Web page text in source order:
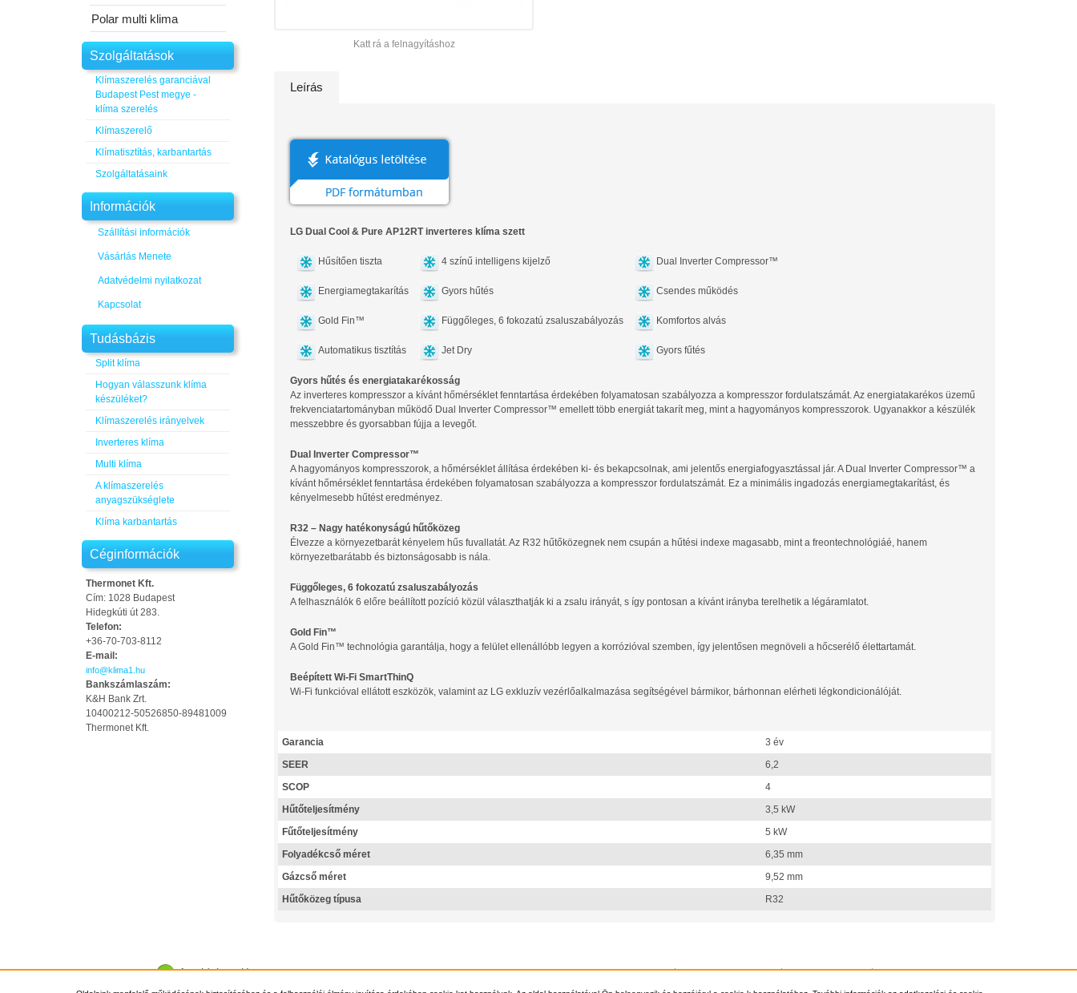
Katt rá a felnagyításhoz
Leírás
LG Dual Cool & Pure AP12RT inverteres klíma szett
Hűsítően tiszta 4 színű intelligens kijelző Dual Inverter Compressor™
Energiamegtakarítás Gyors hűtés Csendes működés
Gold Fin™ Függőleges, 6 fokozatú zsaluszabályozás Komfortos alvás
Automatikus tisztítás Jet Dry Gyors fűtés
Gyors hűtés és energiatakarékosság
Az inverteres kompresszor a kívánt hőmérséklet fenntartása érdekében folyamatosan szabályozza a kompresszor fordulatszámát. Az energiatakarékos üzemű
frekvenciatartományban működő Dual Inverter Compressor™ emellett több energiát takarít meg, mint a hagyományos kompresszorok. Ugyanakkor a készülék
messzebbre és gyorsabban fújja a levegőt.
Dual Inverter Compressor™
A hagyományos kompresszorok, a hőmérséklet állítása érdekében ki- és bekapcsolnak, ami jelentős energiafogyasztással jár. A Dual Inverter Compressor™ a
kívánt hőmérséklet fenntartása érdekében folyamatosan szabályozza a kompresszor fordulatszámát. Ez a minimális ingadozás energiamegtakarítást, és
kényelmesebb hűtést eredményez.
R32 – Nagy hatékonyságú hűtőközeg
Élvezze a környezetbarát kényelem hűs fuvallatát. Az R32 hűtőközegnek nem csupán a hűtési indexe magasabb, mint a freontechnológiáé, hanem
környezetbarátabb és biztonságosabb is nála.
Függőleges, 6 fokozatú zsaluszabályozás
A felhasználók 6 előre beállított pozíció közül választhatják ki a zsalu irányát, s így pontosan a kívánt irányba terelhetik a légáramlatot.
Gold Fin™
A Gold Fin™ technológia garantálja, hogy a felület ellenállóbb legyen a korrózióval szemben, így jelentősen megnöveli a hőcserélő élettartamát.
Beépített Wi-Fi SmartThinQ
Wi-Fi funkcióval ellátott eszközök, valamint az LG exkluzív vezérlőalkalmazása segítségével bármikor, bárhonnan elérheti légkondicionálóját.
Garancia
3 év
SEER
6,2
SCOP
4
Hűtőteljesítmény
3,5 kW
Fűtőteljesítmény
5 kW
Folyadékcső méret
6,35 mm
Gázcső méret
9,52 mm
Hűtőközeg típusa
R32
Polar multi klima
Szolgáltatások
Klímaszerelés garanciával
Budapest Pest megye -
klíma szerelés
Klímaszerelő
Klímatisztítás, karbantartás
Szolgáltatásaink
Információk
Szállítási információk
Vásárlás Menete
Adatvédelmi nyilatkozat
Kapcsolat
Tudásbázis
Split klíma
Hogyan válasszunk klíma
készüléket?
Klímaszerelés irányelvek
Inverteres klíma
Multi klíma
A klímaszerelés
anyagszükséglete
Klíma karbantartás
Céginformációk
Thermonet Kft.
Cím: 1028 Budapest
Hidegkúti út 283.
Telefon:
+36-70-703-8112
E-mail:
info@klima1.hu
Bankszámlaszám:
K&H Bank Zrt.
10400212-50526850-89481009
Thermonet Kft.
Az oldal tetejére Főoldal Szállítási információk Vásárlás Menete
Kapcsolat